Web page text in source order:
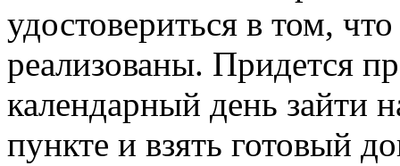
удостовериться в том,
реализованы. Придется
календарный день зайти
пункте и взять готовый